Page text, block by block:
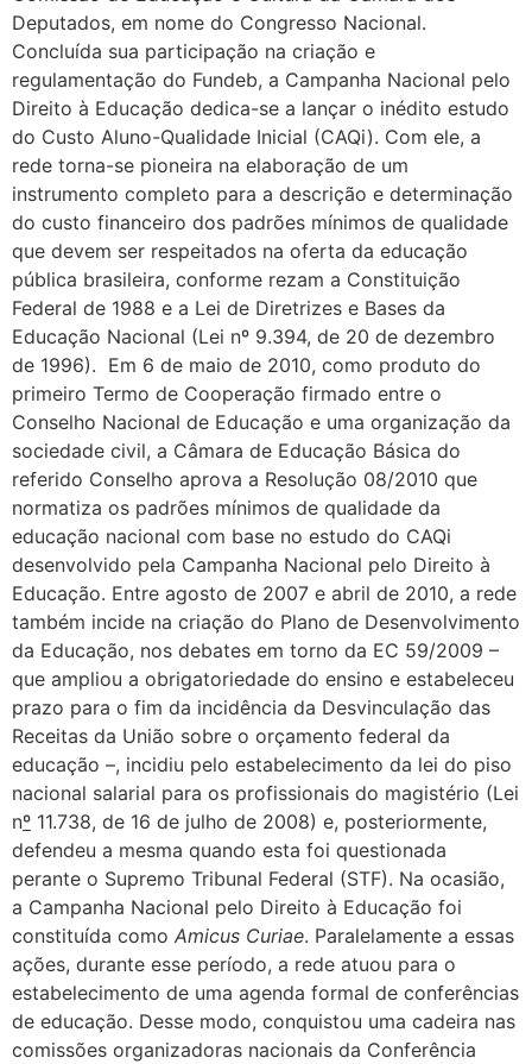
Deputados, em nome do Congresso Nacional.
Concluída sua participação na criação e
regulamentação do Fundeb, a Campanha Nacional pelo
Direito à Educação dedica-se a lançar o inédito estudo
do Custo Aluno-Qualidade Inicial (CAQi). Com ele, a
rede torna-se pioneira na elaboração de um
instrumento completo para a descrição e determinação
do custo financeiro dos padrões mínimos de qualidade
que devem ser respeitados na oferta da educação
pública brasileira, conforme rezam a Constituição
Federal de 1988 e a Lei de Diretrizes e Bases da
Educação Nacional (Lei nº 9.394, de 20 de dezembro
de 1996). Em 6 de maio de 2010, como produto do
primeiro Termo de Cooperação firmado entre o
Conselho Nacional de Educação e uma organização da
sociedade civil, a Câmara de Educação Básica do
referido Conselho aprova a Resolução 08/2010 que
normatiza os padrões mínimos de qualidade da
educação nacional com base no estudo do CAQi
desenvolvido pela Campanha Nacional pelo Direito à
Educação. Entre agosto de 2007 e abril de 2010, a rede
também incide na criação do Plano de Desenvolvimento
da Educação, nos debates em torno da EC 59/2009 –
que ampliou a obrigatoriedade do ensino e estabeleceu
prazo para o fim da incidência da Desvinculação das
Receitas da União sobre o orçamento federal da
educação –, incidiu pelo estabelecimento da lei do piso
nacional salarial para os profissionais do magistério (Lei
nº 11.738, de 16 de julho de 2008) e, posteriormente,
defendeu a mesma quando esta foi questionada
perante o Supremo Tribunal Federal (STF). Na ocasião,
a Campanha Nacional pelo Direito à Educação foi
constituída como Amicus Curiae. Paralelamente a essas
ações, durante esse período, a rede atuou para o
estabelecimento de uma agenda formal de conferências
de educação. Desse modo, conquistou uma cadeira nas
comissões organizadoras nacionais da Conferência